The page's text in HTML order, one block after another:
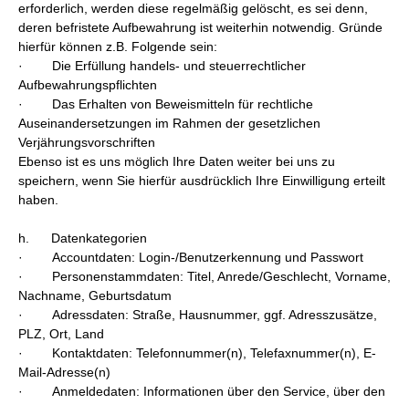
erforderlich, werden diese regelmäßig gelöscht, es sei denn,
deren befristete Aufbewahrung ist weiterhin notwendig. Gründe
hierfür können z.B. Folgende sein:
· Die Erfüllung handels- und steuerrechtlicher
Aufbewahrungspflichten
· Das Erhalten von Beweismitteln für rechtliche
Auseinandersetzungen im Rahmen der gesetzlichen
Verjährungsvorschriften
Ebenso ist es uns möglich Ihre Daten weiter bei uns zu
speichern, wenn Sie hierfür ausdrücklich Ihre Einwilligung erteilt
haben.
h. Datenkategorien
· Accountdaten: Login-/Benutzerkennung und Passwort
· Personenstammdaten: Titel, Anrede/Geschlecht, Vorname,
Nachname, Geburtsdatum
· Adressdaten: Straße, Hausnummer, ggf. Adresszusätze,
PLZ, Ort, Land
· Kontaktdaten: Telefonnummer(n), Telefaxnummer(n), E-
Mail-Adresse(n)
· Anmeldedaten: Informationen über den Service, über den